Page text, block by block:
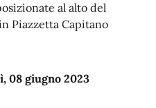
al alto del
Piazzetta Capitano
08 giugno 2023